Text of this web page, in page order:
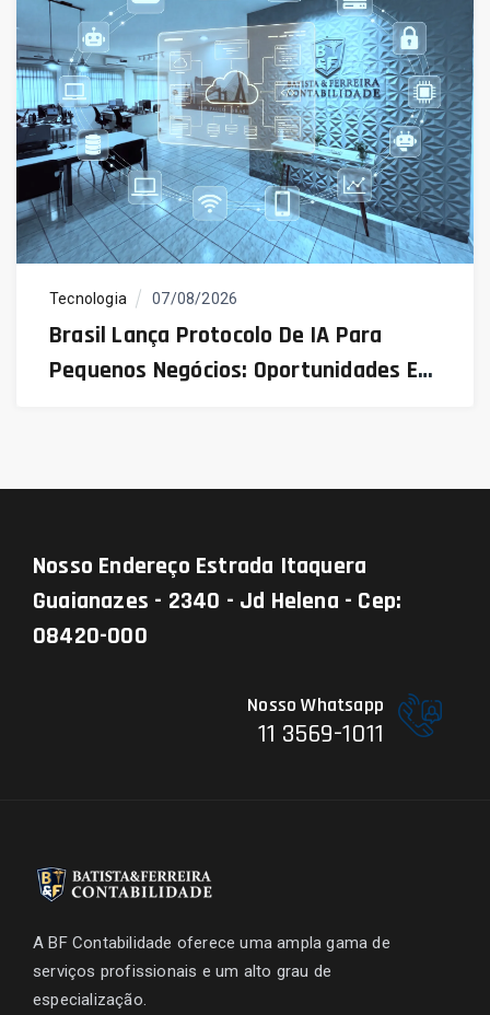
Tecnologia 07/08/2026
Brasil Lança Protocolo De IA Para
Pequenos Negócios: Oportunidades E
Nosso Endereço Estrada Itaquera
Guaianazes - 2340 - Jd Helena - Cep:
08420-000
Nosso Whatsapp
11 3569-1011
A BF Contabilidade oferece uma ampla gama de
serviços profissionais e um alto grau de
especialização.